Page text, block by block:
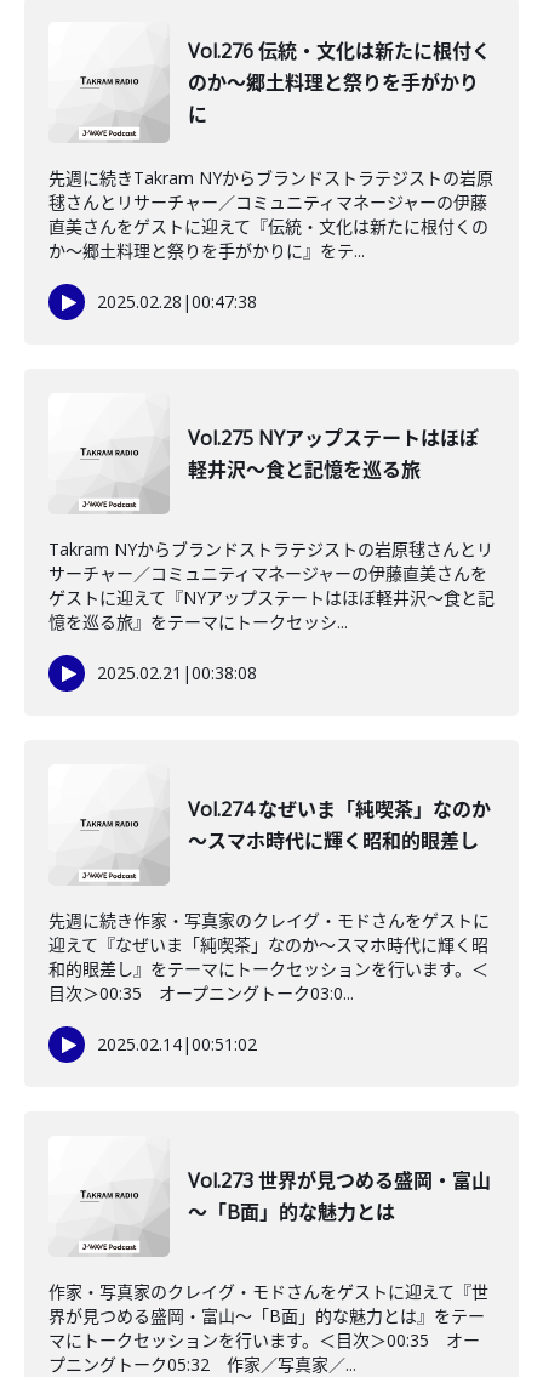
Vol.276 伝統・文化は新たに根付く
のか～郷土料理と祭りを手がかり
に
先週に続きTakram NYからブランドストラテジストの岩原
毬さんとリサーチャー／コミュニティマネージャーの伊藤
直美さんをゲストに迎えて『伝統・文化は新たに根付くの
か～郷土料理と祭りを手がかりに』をテ...
2025.02.28 |00:47:38
Vol.275 NYアップステートはほぼ
軽井沢～食と記憶を巡る旅
Takram NYからブランドストラテジストの岩原毬さんとリ
サーチャー／コミュニティマネージャーの伊藤直美さんを
ゲストに迎えて『NYアップステートはほぼ軽井沢～食と記
憶を巡る旅』をテーマにトークセッシ...
2025.02.21 |00:38:08
Vol.274 なぜいま「純喫茶」なのか
～スマホ時代に輝く昭和的眼差し
先週に続き作家・写真家のクレイグ・モドさんをゲストに
迎えて『なぜいま「純喫茶」なのか～スマホ時代に輝く昭
和的眼差し』をテーマにトークセッションを行います。＜
目次＞00:35 オープニングトーク03:0...
2025.02.14|00:51:02
Vol.273 世界が見つめる盛岡・富山
～「B面」的な魅力とは
作家・写真家のクレイグ・モドさんをゲストに迎えて『世
界が見つめる盛岡・富山～「B面」的な魅力とは』をテー
マにトークセッションを行います。＜目次＞00:35 オー
プニングトーク05:32 作家／写真家／...